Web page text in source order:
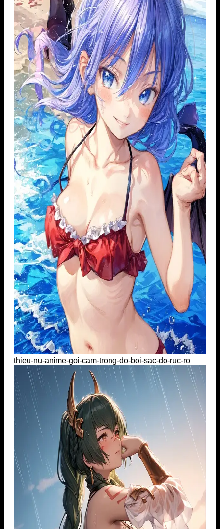
thieu-nu-anime-goi-cam-trong-do-boi-sac-do-ruc-ro